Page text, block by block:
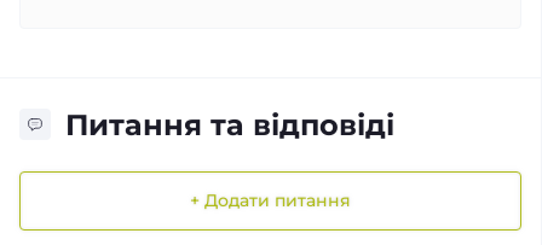
Питання та відповіді
+ Додати питання